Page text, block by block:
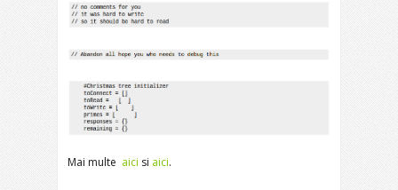
Mai multe aici si aici.